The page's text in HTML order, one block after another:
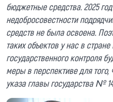
бюджетные средства. 2025
недобросовестности
средств не была освоена.
таких объектов у нас в
государственного контроля
меры в перспективе для
указа главы государства №